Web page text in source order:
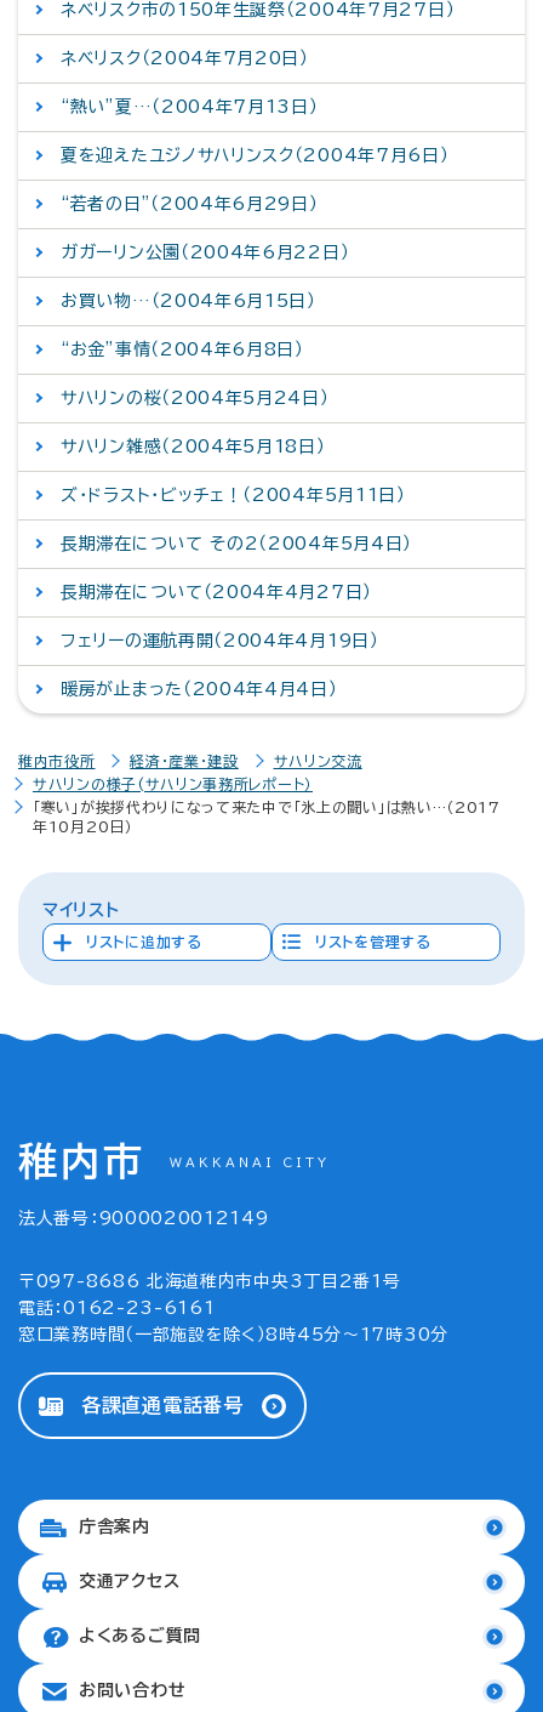
ネベリスク市の150年生誕祭（2004年7月27日）
ネベリスク（2004年7月20日）
“熱い”夏…（2004年7月13日）
夏を迎えたユジノサハリンスク（2004年7月6日）
“若者の日”（2004年6月29日）
ガガーリン公園（2004年6月22日）
お買い物…（2004年6月15日）
“お金”事情（2004年6月8日）
サハリンの桜（2004年5月24日）
サハリン雑感（2004年5月18日）
ズ・ドラスト・ビッチェ！（2004年5月11日）
長期滞在について その2（2004年5月4日）
長期滞在について（2004年4月27日）
フェリーの運航再開（2004年4月19日）
暖房が止まった（2004年4月4日）
稚内市役所 経済・産業・建設
サハリン交流
サハリンの様子(サハリン事務所レポート）
「寒い」が挨拶代わりになって来た中で「氷上の闘い」は熱い…（2017
年10月20日）
マイリスト
リストに追加する リストを管理する
稚内市 WAKKANAI CITY
法人番号：9000020012149
〒097-8686 北海道稚内市中央3丁目2番1号
電話：0162-23-6161
窓口業務時間（一部施設を除く）8時45分～17時30分
各課直通電話番号
庁舎案内
交通アクセス
よくあるご質問
お問い合わせ